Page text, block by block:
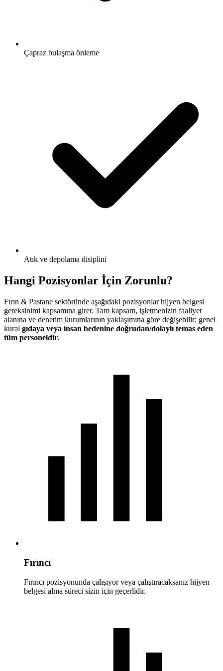
Çapraz bulaşma önleme
Atık ve depolama disiplini
Hangi Pozisyonlar İçin Zorunlu?
Fırın & Pastane sektöründe aşağıdaki pozisyonlar hijyen belgesi
gereksinimi kapsamına girer. Tam kapsam, işletmenizin faaliyet
alanına ve denetim kurumlarının yaklaşımına göre değişebilir; genel
kural gıdaya veya insan bedenine doğrudan/dolaylı temas eden
tüm personeldir.
Fırıncı
Fırıncı pozisyonunda çalışıyor veya çalıştıracaksanız hijyen
belgesi alma süreci sizin için geçerlidir.